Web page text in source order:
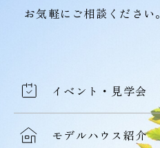
お気軽にご相談ください。
イベント・見学会
モデルハウス紹介